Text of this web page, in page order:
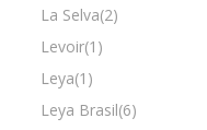
La Selva(2)
Levoir(1)
Leya(1)
Leya Brasil(6)